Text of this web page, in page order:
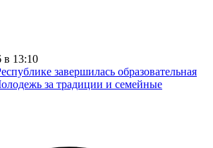
в 13:10
завершилась образовательная
за традиции и семейные